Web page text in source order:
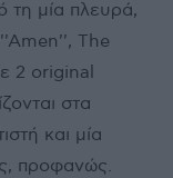
τη μία πλευρά,
The
2 original
στα
και μία
προφανώς.